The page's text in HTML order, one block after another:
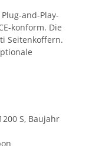
and-Play-
konform. Die
Seitenkoffern.
S, Baujahr